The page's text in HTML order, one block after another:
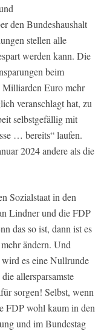
den Bundeshaushalt
stellen alle
werden kann. Die
beim
Milliarden Euro mehr
veranschlagt hat, zu
selbstgefällig mit
… bereits“ laufen.
2024 andere als die
Sozialstaat in den
Lindner und die FDP
das so ist, dann ist es
ändern. Und
es eine Nullrunde
allersparsamste
sorgen! Selbst, wenn
FDP wohl kaum in den
und im Bundestag